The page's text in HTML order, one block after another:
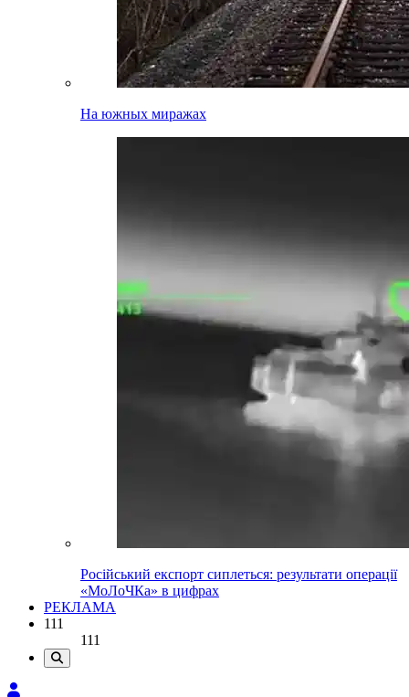
На южных миражах
Російський експорт сиплеться: результати операції
«МоЛоЧКа» в цифрах
РЕКЛАМА
111
111